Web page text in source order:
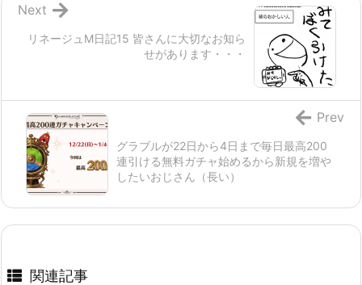
リネージュM日記15 皆さんに大切なお知ら
せがあります・・・
Next
グラブルが22日から4日まで毎日最高200
連引ける無料ガチャ始めるから新規を増や
したいおじさん（長い）
Prev
関連記事